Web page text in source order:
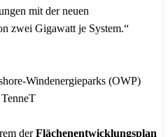
mit der neuen
zwei Gigawatt je System.“
Windenergieparks (OWP)
derFlächenentwicklungsplan